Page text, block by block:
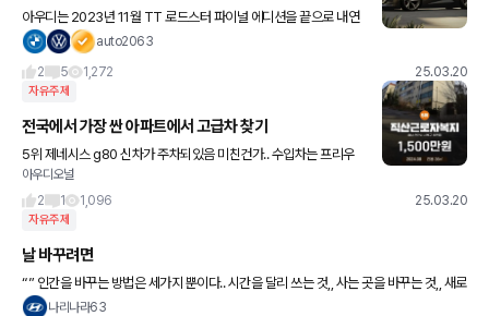
아우디는 2023년 11월 TT 로드스터 파이널 에디션을 끝으로 내연
기관 TT 생산을 종료했는데. TT의 후속 모델은 완전히 새로운 전기
auto2063
2
5 1,272 25.03.20
자유주제
전국에서 가장 싼 아파트에서 고급차 찾기
5위 제네시스 g80 신차가 주차되있음 미친건가.. 수입차는 프리우
스에 나머진 구형 국산차들 4위 고급차는 아우디a6 한대 있고 여기
서도 구형카렌스 있음 ㅋㅋ 펠리세이드랑 f바디 3gt정도 오토
아우디오널
2
1 1,096 25.03.20
자유주제
날 바꾸려면
“” 인간을 바꾸는 방법은 세가지 뿐이다.. 시간을 달리 쓰는 것,, 사는 곳을 바꾸는 것,, 새로
운 사람을 사귀는 것.. “”
나리나라63